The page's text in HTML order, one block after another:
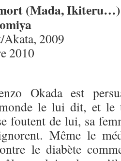
mort (Mada, Ikiteru…)
2009
2010
Okada est
le lui dit, et le
foutent de lui, sa
Même le
le diabète